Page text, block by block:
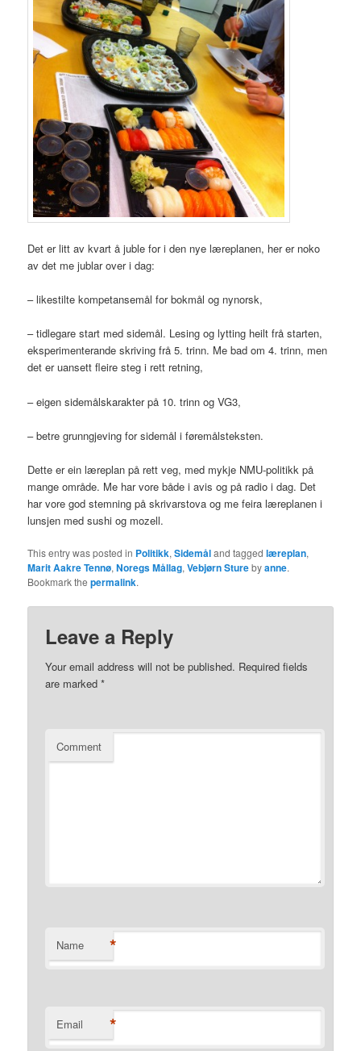
Det er litt av kvart å juble for i den nye læreplanen, her er noko
av det me jublar over i dag:
– likestilte kompetansemål for bokmål og nynorsk,
– tidlegare start med sidemål. Lesing og lytting heilt frå starten,
eksperimenterande skriving frå 5. trinn. Me bad om 4. trinn, men
det er uansett fleire steg i rett retning,
– eigen sidemålskarakter på 10. trinn og VG3,
– betre grunngjeving for sidemål i føremålsteksten.
Dette er ein læreplan på rett veg, med mykje NMU-politikk på
mange område. Me har vore både i avis og på radio i dag. Det
har vore god stemning på skrivarstova og me feira læreplanen i
lunsjen med sushi og mozell.
This entry was posted in Politikk,Sidemåland taggedlæreplan,
Marit Aakre Tennø,Noregs Mållag,Vebjørn Sturebyanne.
Bookmark thepermalink.
Leave a Reply
Your email address will not be published. Required fields
are marked*
Comment
Name *
Email *